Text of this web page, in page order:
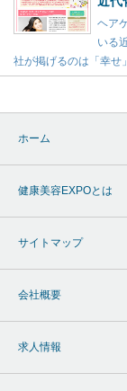
ヘア
いる
社が掲げるのは「幸せ
ホーム
健康美容EXPOとは
サイトマップ
会社概要
求人情報